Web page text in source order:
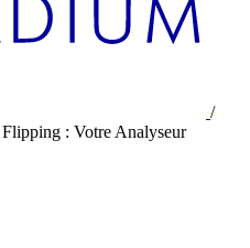
/
: Votre Analyseur